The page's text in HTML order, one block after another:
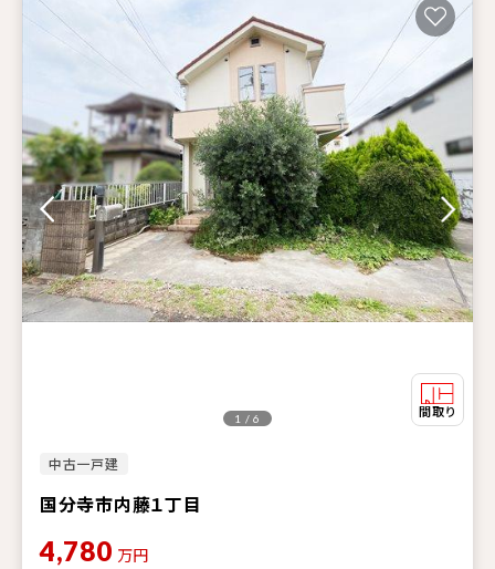
中古一戸建
国分寺市内藤１丁目
1 / 6
4,780 万円